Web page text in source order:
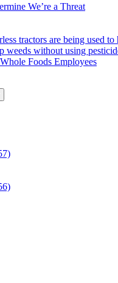
We’re a Threat
tractors are being used
weeds without using
Foods Employees